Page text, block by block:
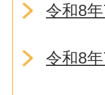
令和8
令和8